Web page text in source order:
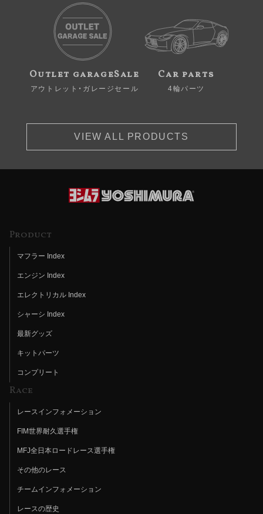
Outlet garageSale
アウトレット・ガレージセール
Car parts
4輪パーツ
VIEW ALL PRODUCTS
Product
マフラー Index
エンジン Index
エレクトリカル Index
シャーシ Index
最新グッズ
キットパーツ
コンプリート
Race
レースインフォメーション
FIM世界耐久選手権
MFJ全日本ロードレース選手権
その他のレース
チームインフォメーション
レースの歴史